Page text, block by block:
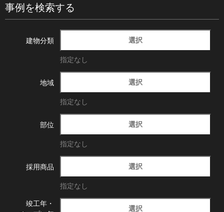
事例を検索する
建物分類 選択
指定なし
地域 選択
指定なし
部位 選択
指定なし
採用商品 選択
指定なし
竣工年・
選択